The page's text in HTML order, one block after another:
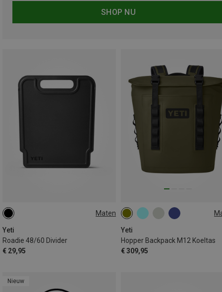
SHOP NU
Maten
Yeti
Roadie 48/60 Divider
€ 29,95
ONE SIZE
Yeti
Hopper Backpack M12 Koeltas
€ 309,95
12L
Nieuw